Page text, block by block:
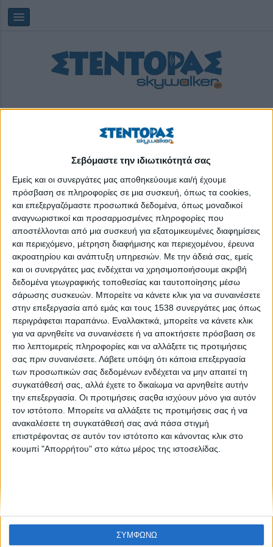
Σεβόμαστε την ιδιωτικότητά σας
Εμείς και οι συνεργάτες μας αποθηκεύουμε και/ή έχουμε
πρόσβαση σε πληροφορίες σε μια συσκευή, όπως τα cookies,
και επεξεργαζόμαστε προσωπικά δεδομένα, όπως μοναδικοί
αναγνωριστικοί και προσαρμοσμένες πληροφορίες που
αποστέλλονται από μια συσκευή για εξατομικευμένες διαφημίσεις
και περιεχόμενο, μέτρηση διαφήμισης και περιεχομένου, έρευνα
ακροατηρίου και ανάπτυξη υπηρεσιών. Με την άδειά σας, εμείς
και οι συνεργάτες μας ενδέχεται να χρησιμοποιήσουμε ακριβή
δεδομένα γεωγραφικής τοποθεσίας και ταυτοποίησης μέσω
σάρωσης συσκευών. Μπορείτε να κάνετε κλικ για να συναινέσετε
στην επεξεργασία από εμάς και τους 1538 συνεργάτες μας όπως
περιγράφεται παραπάνω. Εναλλακτικά, μπορείτε να κάνετε κλικ
για να αρνηθείτε να συναινέσετε ή να αποκτήσετε πρόσβαση σε
πιο λεπτομερείς πληροφορίες και να αλλάξετε τις προτιμήσεις
σας πριν συναινέσετε. Λάβετε υπόψη ότι κάποια επεξεργασία
των προσωπικών σας δεδομένων ενδέχεται να μην απαιτεί τη
συγκατάθεσή σας, αλλά έχετε το δικαίωμα να αρνηθείτε αυτήν
την επεξεργασία. Οι προτιμήσεις σαςθα ισχύουν μόνο για αυτόν
τον ιστότοπο. Μπορείτε να αλλάξετε τις προτιμήσεις σας ή να
ανακαλέσετε τη συγκατάθεσή σας ανά πάσα στιγμή
επιστρέφοντας σε αυτόν τον ιστότοπο και κάνοντας κλικ στο
κουμπί "Απορρήτου" στο κάτω μέρος της ιστοσελίδας.
ΣΥΜΦΩΝΩ
Saturday, 08/08/202617:34:03
Kids Save Lives
Στα Social Media, 1-8 Απριλίου 2019
None feed
CONNECT